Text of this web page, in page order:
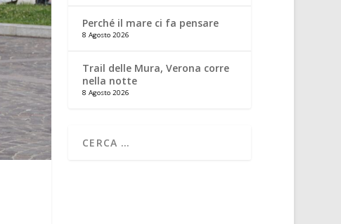
Perché il mare ci fa pensare
8 Agosto 2026
Trail delle Mura, Verona corre
nella notte
8 Agosto 2026